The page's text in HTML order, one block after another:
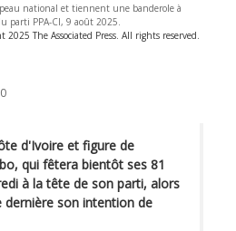
national et tiennent une banderole à
parti PPA-CI, 9 août 2025.
2025 The Associated Press. All rights reserved.
d'Ivoire et figure de
qui fêtera bientôt ses 81
à la tête de son parti, alors
dernière son intention de